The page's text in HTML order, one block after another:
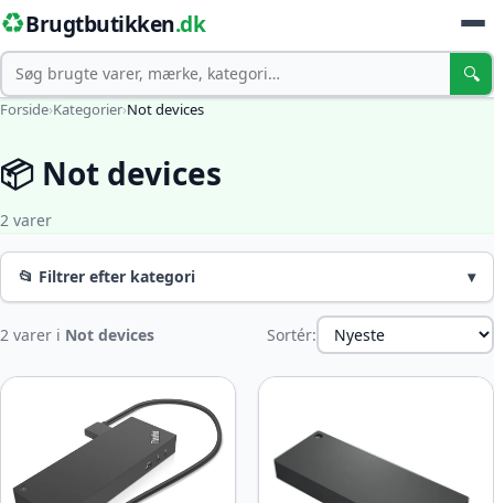
♻️Brugtbutikken.dk
Søg 🔍
Forside›Kategorier›Not devices
📦 Not devices
2 varer
📂 Filtrer efter kategori ▾
2 varer i Not devices Sortér: